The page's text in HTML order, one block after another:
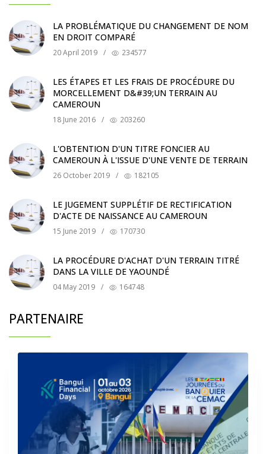
LA PROBLÉMATIQUE DU CHANGEMENT DE NOM
EN DROIT COMPARÉ
20 April 2019 / 234577
LES ÉTAPES ET LES FRAIS DE PROCÉDURE DU
MORCELLEMENT D&#39;UN TERRAIN AU
CAMEROUN
18 June 2016 / 203260
L'OBTENTION D'UN TITRE FONCIER AU
CAMEROUN À L'ISSUE D'UNE VENTE DE TERRAIN
26 October 2019 / 182105
LE JUGEMENT SUPPLÉTIF DE RECTIFICATION
D'ACTE DE NAISSANCE AU CAMEROUN
15 June 2019 / 170730
LA PROCÉDURE D'ACHAT D'UN TERRAIN TITRÉ
DANS LA VILLE DE YAOUNDÉ
04 May 2019 / 164748
PARTENAIRE